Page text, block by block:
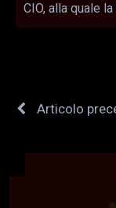
CIO, alla quale
Articolo